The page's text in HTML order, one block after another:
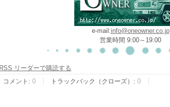
e-mail:info@oneowner.co.jp
営業時間 9:00～19:00
コメント : 0 トラックバック（クローズ）: 0